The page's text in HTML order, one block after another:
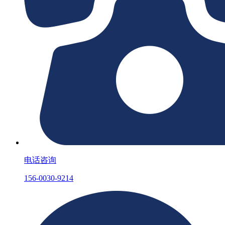
电话咨询
156-0030-9214